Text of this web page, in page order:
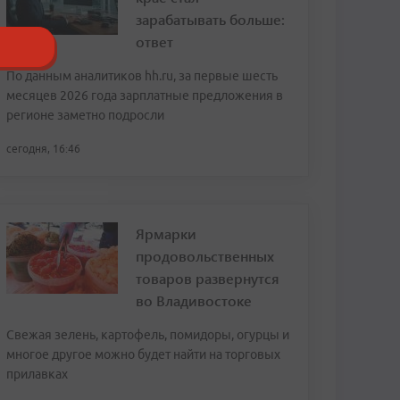
зарабатывать больше:
ответ
По данным аналитиков hh.ru, за первые шесть
месяцев 2026 года зарплатные предложения в
регионе заметно подросли
сегодня, 16:46
Ярмарки
продовольственных
товаров развернутся
во Владивостоке
Свежая зелень, картофель, помидоры, огурцы и
многое другое можно будет найти на торговых
прилавках